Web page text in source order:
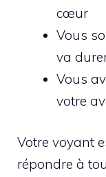
cœur
Vous
va
Vous
votre
Votre voyant
répondre à